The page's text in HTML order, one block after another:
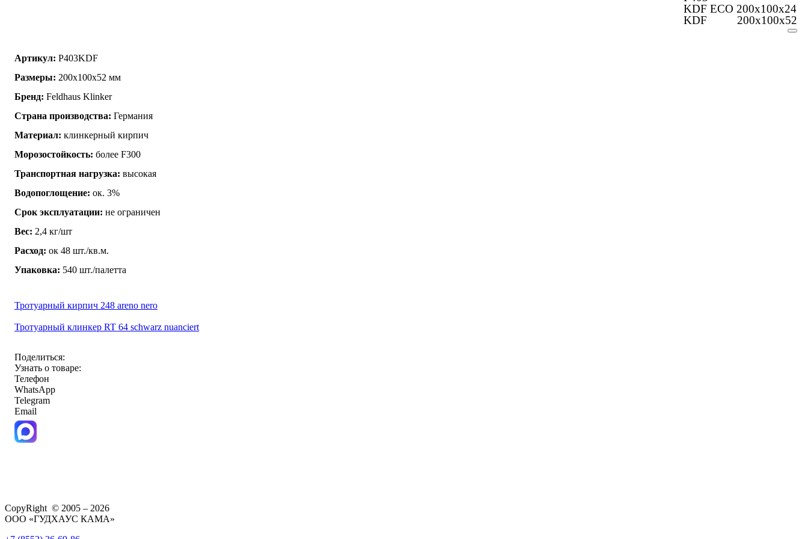
KDF ECO 200x100x24
KDF 200x100x52
Артикул: P403KDF
Размеры: 200x100x52 мм
Бренд: Feldhaus Klinker
Страна производства: Германия
Материал: клинкерный кирпич
Морозостойкость: более F300
Транспортная нагрузка: высокая
Водопоглощение: ок. 3%
Срок эксплуатации: не ограничен
Вес: 2,4 кг/шт
Расход: ок 48 шт./кв.м.
Упаковка: 540 шт./палетта
Тротуарный кирпич 248 areno nero
Тротуарный клинкер RT 64 schwarz nuanciert
Поделиться:
Узнать о товаре:
Телефон
WhatsApp
Telegram
Email
CopyRight © 2005 – 2026
ООО «ГУДХАУС КАМА»